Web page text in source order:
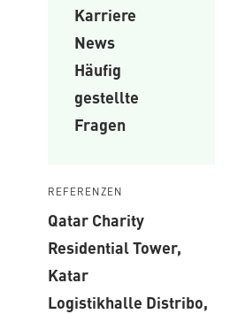
Karriere
News
Häufig
gestellte
Fragen
REFERENZEN
Qatar Charity
Residential Tower,
Katar
Logistikhalle Distribo,